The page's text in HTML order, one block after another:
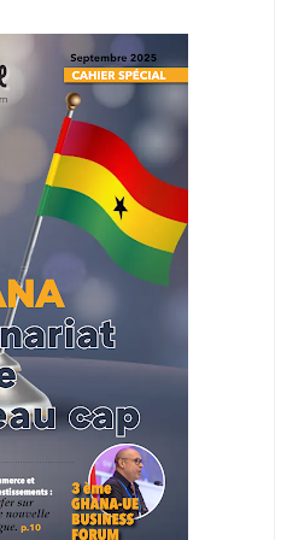
destinée à donner la priorité aux
du secteur énergétique.
entreprises africaines opérant dans
publier des appels d’offres
continent. Le projet est en phase
d’ici fin 2026 ou début
d’offres dans le secteur de
(AFC) a annoncé avoir
de dollars, la plus importante
à 1,6 milliard, l'opération a
des souscriptions de
des fonds proviennent
à parts égales avec l'Europe.
chacune 35 % du tour de table,
(5 %), selon le communiqué
48 pays membres.